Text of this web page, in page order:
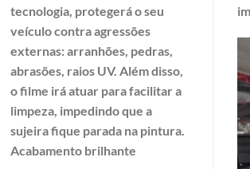
tecnologia, protegerá o seu
veículo contra agressões
externas: arranhões, pedras,
abrasões, raios UV. Além disso,
o filme irá atuar para facilitar a
limpeza, impedindo que a
sujeira fique parada na pintura.
Acabamento brilhante